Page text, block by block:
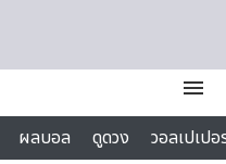
menu
ผลบอล ดูดวง
วอลเปเป